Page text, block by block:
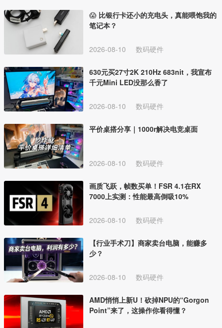
😱 比银行卡还小的充电头，真能喂饱我的
笔记本？
2026-08-10 数码硬件
630元买27寸2K 210Hz 683nit，我宣布
千元Mini LED没那么香了
2026-08-10 数码硬件
平价桌搭分享｜1000r解决电竞桌面
2026-08-10 数码硬件
画质飞跃，帧数买单！FSR 4.1在RX
7000上实测：性能最高倒吸10%
2026-08-10 数码硬件
【行业手术刀】商家卖台电脑，能赚多
少？
2026-08-10 数码硬件
AMD悄悄上新U！砍掉NPU的“Gorgon
Point”来了，这操作你看得懂？